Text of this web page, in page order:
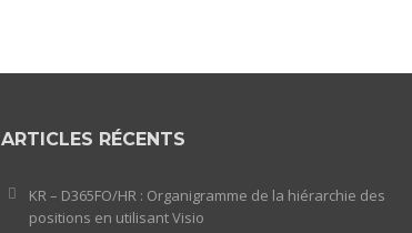
ARTICLES RÉCENTS
KR – D365FO/HR : Organigramme de la hiérarchie des
positions en utilisant Visio